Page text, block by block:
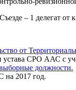
– 1 делегат
от
устава СРО ААС с
должности.
2017 год.